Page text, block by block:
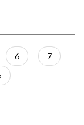
Página
6 Página
7